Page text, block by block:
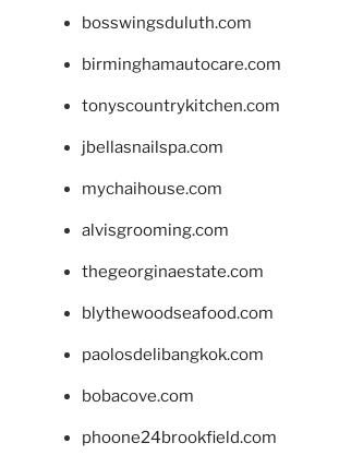
bosswingsduluth.com
birminghamautocare.com
tonyscountrykitchen.com
jbellasnailspa.com
mychaihouse.com
alvisgrooming.com
thegeorginaestate.com
blythewoodseafood.com
paolosdelibangkok.com
bobacove.com
phoone24brookfield.com